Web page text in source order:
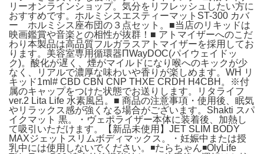
リーオンラインショップ。気分をリフレッシュしたい方に
おすすめです。ホルミシスエスティーマットST-300 カバ
ー ホルミシス座布団の３点セット。■当店のリキッドは
映画鑑賞や音楽との相性が抜群！■ アトマイザーへのこだ
わり本製品は高品質フルガラスアトマイザーを採用してお
ります。美容室専用循環器ΠWayDOC(パイウェイドッ
ク)。酸化が遅く、煙がマイルドになり喉へのキックが少
なく、リアルで濃厚な味わいや香りが楽しめます。WH リ
キッド1ml# CBD CBN CNP THXE CRDH H4CBH。※付
属のキャップをつけた状態でお送りします。リタライフ
ver.2 Lita Life 水素風呂。■ 商品の注意事項・使用後、眠気
やリラックス感が強くなる場合がございます。Shakti スパ
イクマット 黒。・ヴェポライザー本体に装着後、加熱し
て吸引いただけます。【新品未使用】JET SLIM BODY
MAXジェットスリムボディマックス。・妊娠中または授
乳中には使用しないでください。◾️たらちゃん◾️OlyLife